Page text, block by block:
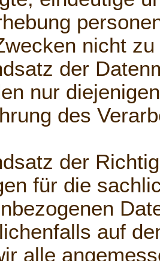
nicht
der
nur
des
der
für die
auf
alle